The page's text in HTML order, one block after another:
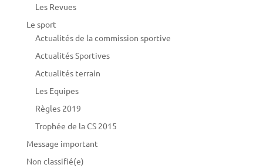
Les Revues
Le sport
Actualités de la commission sportive
Actualités Sportives
Actualités terrain
Les Equipes
Règles 2019
Trophée de la CS 2015
Message important
Non classifié(e)